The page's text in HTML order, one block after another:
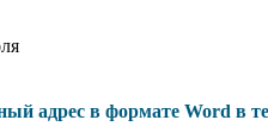
адрес в формате Word в